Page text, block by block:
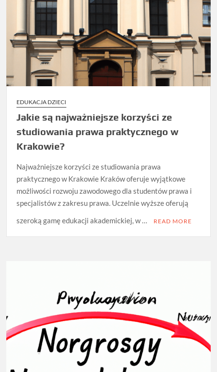
EDUKACJA DZIECI
Jakie są najważniejsze korzyści ze
studiowania prawa praktycznego w
Krakowie?
Najważniejsze korzyści ze studiowania prawa
praktycznego w Krakowie Kraków oferuje wyjątkowe
możliwości rozwoju zawodowego dla studentów prawa i
specjalistów z zakresu prawa. Uczelnie wyższe oferują
szeroką gamę edukacji akademickiej, w …
READ MORE